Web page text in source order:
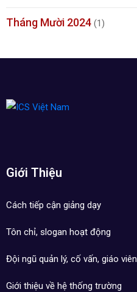
Tháng Mười 2024 (1)
Giới Thiệu
Cách tiếp cận giảng dạy
Tôn chỉ, slogan hoạt động
Đội ngũ quản lý, cố vấn, giáo viên
Giới thiệu về hệ thống trường